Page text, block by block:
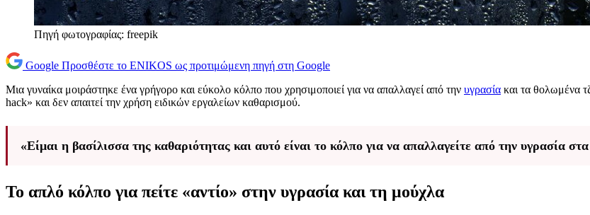
Πηγή φωτογραφίας: freepik
Google Προσθέστε το ENIKOS ως προτιμώμενη πηγή στη Google
Μια γυναίκα μοιράστηκε ένα γρήγορο και εύκολο κόλπο που χρησιμοποιεί για να απαλλαγεί από την υγρασία και τα θολωμένα
hack» και δεν απαιτεί την χρήση ειδικών εργαλείων καθαρισμού.
«Είμαι η βασίλισσα της καθαριότητας και αυτό είναι το κόλπο για να απαλλαγείτε από την υγρασία
Το απλό κόλπο για πείτε «αντίο» στην υγρασία και τη μούχλα